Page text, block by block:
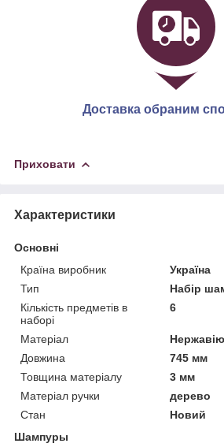
Доставка обраним
Приховати
Характеристики
Основні
Країна виробник
Україна
Тип
Набір
Кількість предметів в
наборі
6
Матеріал
Довжина
745 мм
Товщина матеріалу
3 мм
Матеріал ручки
дерево
Стан
Новий
Шампуры